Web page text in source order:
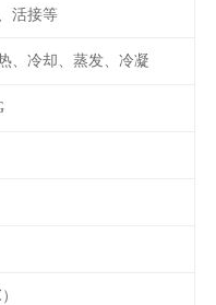
活接等
、冷却、蒸发、冷凝